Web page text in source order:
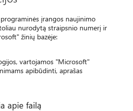
įrangos naujinimo
nurodytą straipsnio numerį ir
žinių bazėje:
vartojamos "Microsoft"
apibūdinti, aprašas
apie failą